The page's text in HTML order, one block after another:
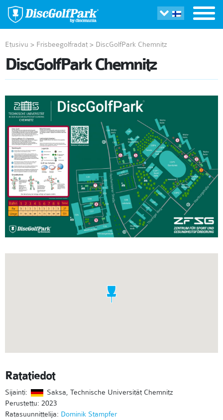
Etusivu > Frisbeegolfradat > DiscGolfPark Chemnitz
DiscGolfPark Chemnitz
Ratatiedot
Sijainti:
Saksa, Technische Universität Chemnitz
Perustettu: 2023
Ratasuunnittelija: Dominik Stampfer